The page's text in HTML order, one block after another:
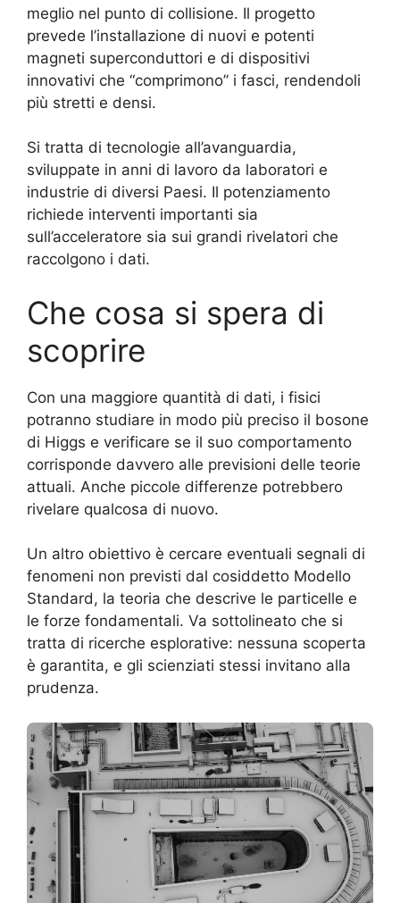
meglio nel punto di collisione. Il progetto
prevede l’installazione di nuovi e potenti
magneti superconduttori e di dispositivi
innovativi che “comprimono” i fasci, rendendoli
più stretti e densi.
Si tratta di tecnologie all’avanguardia,
sviluppate in anni di lavoro da laboratori e
industrie di diversi Paesi. Il potenziamento
richiede interventi importanti sia
sull’acceleratore sia sui grandi rivelatori che
raccolgono i dati.
Che cosa si spera di
scoprire
Con una maggiore quantità di dati, i fisici
potranno studiare in modo più preciso il bosone
di Higgs e verificare se il suo comportamento
corrisponde davvero alle previsioni delle teorie
attuali. Anche piccole differenze potrebbero
rivelare qualcosa di nuovo.
Un altro obiettivo è cercare eventuali segnali di
fenomeni non previsti dal cosiddetto Modello
Standard, la teoria che descrive le particelle e
le forze fondamentali. Va sottolineato che si
tratta di ricerche esplorative: nessuna scoperta
è garantita, e gli scienziati stessi invitano alla
prudenza.